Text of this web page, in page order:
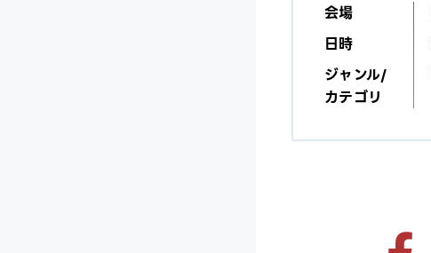
会場
日時
ジャンル/
カテゴリ